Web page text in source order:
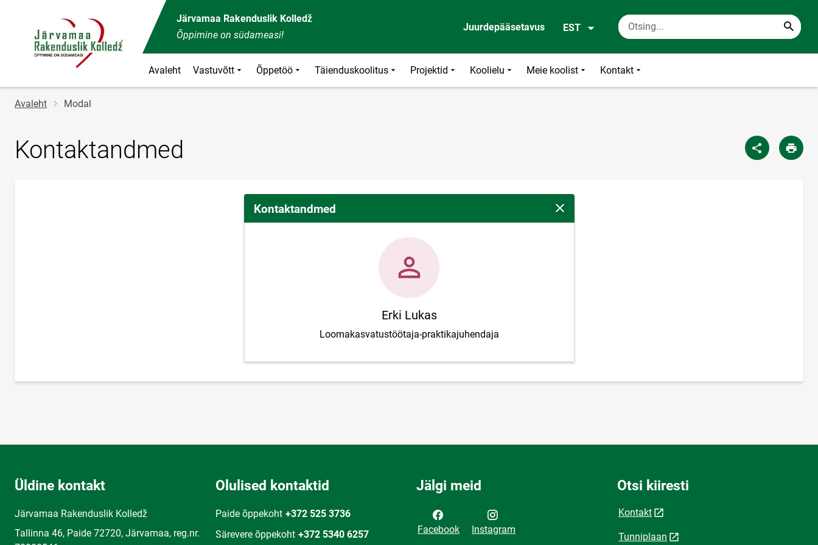
Järvamaa Rakenduslik Kolledž
Õppimine on südameasi!
Juurdepääsetavus EST
Avaleht Vastuvõtt Õppetöö Täienduskoolitus Projektid Koolielu Meie koolist Kontakt
Jälglink
Avaleht Modal
Kontaktandmed
Kontaktandmed Sulge modaalaken
Erki Lukas
Loomakasvatustöötaja-praktikajuhendaja
Üldine kontakt
Järvamaa Rakenduslik Kolledž
Tallinna 46, Paide 72720, Järvamaa, reg.nr.
Olulised kontaktid
Paide õppekoht +372 525 3736
Särevere õppekoht +372 5340 6257
Jälgi meid
Facebook Instagram
Otsi kiiresti
Kontakt
Tunniplaan